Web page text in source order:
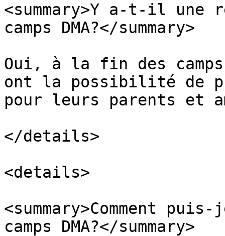
<summary>Y a-t-il une
camps DMA?</summary>
Oui, à la fin des
ont la possibilité de
pour leurs parents et
</details>
<details>
<summary>Comment
camps DMA?</summary>